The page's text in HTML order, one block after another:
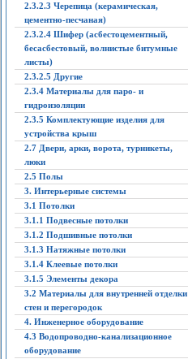
2.3.2.3 Черепица (керамическая,
цементно-песчаная)
2.3.2.4 Шифер (асбестоцементный,
бесасбестовый, волнистые битумные
листы)
2.3.2.5 Другие
2.3.4 Материалы для паро- и
гидроизоляции
2.3.5 Комплектующие изделия для
устройства крыш
2.7 Двери, арки, ворота, турникеты,
люки
2.5 Полы
3. Интерьерные системы
3.1 Потолки
3.1.1 Подвесные потолки
3.1.2 Подшивные потолки
3.1.3 Натяжные потолки
3.1.4 Клеевые потолки
3.1.5 Элементы декора
3.2 Материалы для внутренней отделки
стен и перегородок
4. Инженерное оборудование
4.3 Водопроводно-канализационное
оборудование